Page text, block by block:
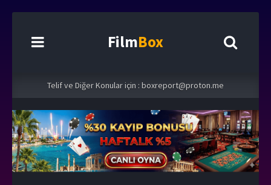
FilmBox
Telif ve Diğer Konular için : boxreport@proton.me